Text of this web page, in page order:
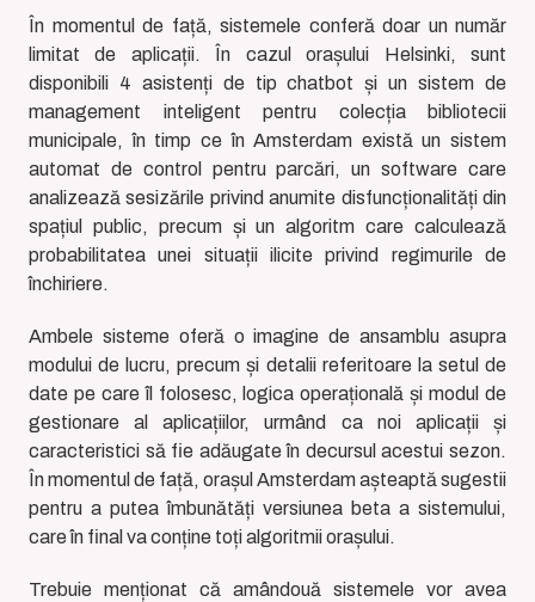
În momentul de față, sistemele conferă doar un număr
limitat de aplicații. În cazul orașului Helsinki, sunt
disponibili 4 asistenți de tip chatbot și un sistem de
management inteligent pentru colecția bibliotecii
municipale, în timp ce în Amsterdam există un sistem
automat de control pentru parcări, un software care
analizează sesizările privind anumite disfuncționalități din
spațiul public, precum și un algoritm care calculează
probabilitatea unei situații ilicite privind regimurile de
închiriere.
Ambele sisteme oferă o imagine de ansamblu asupra
modului de lucru, precum și detalii referitoare la setul de
date pe care îl folosesc, logica operațională și modul de
gestionare al aplicațiilor, urmând ca noi aplicații și
caracteristici să fie adăugate în decursul acestui sezon.
În momentul de față, orașul Amsterdam așteaptă sugestii
pentru a putea îmbunătăți versiunea beta a sistemului,
care în final va conține toți algoritmii orașului.
Trebuie menționat că amândouă sistemele vor avea